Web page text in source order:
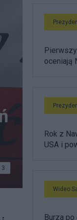
3
oceniają
Rok z
USA i
Wideo
Burza